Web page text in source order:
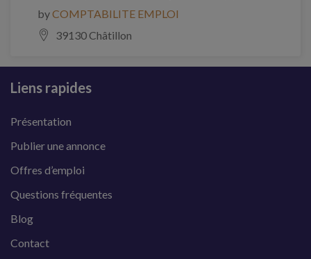
byCOMPTABILITE EMPLOI
39130 Châtillon
Liens rapides
Présentation
Publier une annonce
Offres d’emploi
Questions fréquentes
Blog
Contact